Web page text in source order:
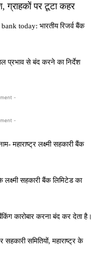
ग्राहकों पर टूटा कहर
today: भारतीय रिजर्व बैंक
से बंद करने का निर्देश
-
-
महाराष्ट्र लक्ष्मी सहकारी बैंक
सहकारी बैंक लिमिटेड का
कारोबार करना बंद कर देता है।
समितियों, महाराष्ट्र के